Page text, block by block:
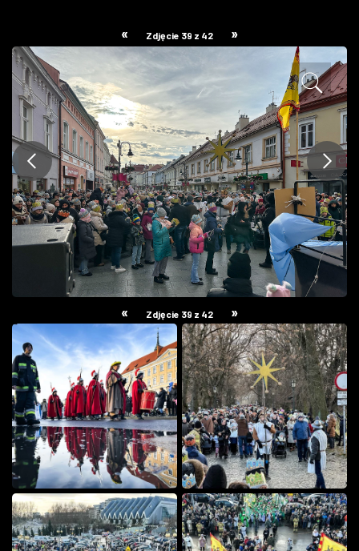
W RZESZOWIE
« Zdjęcie 39 z 42 »
« Zdjęcie 39 z 42 »